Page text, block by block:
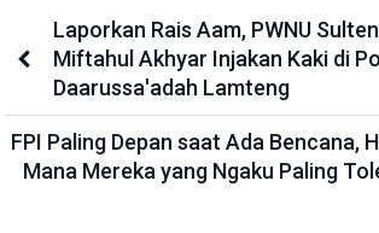
Laporkan Rais Aam, PWNU
Miftahul Akhyar Injakan Kaki di
Daarussa'adah Lamteng
FPI Paling Depan saat Ada Bencana,
Mana Mereka yang Ngaku Paling